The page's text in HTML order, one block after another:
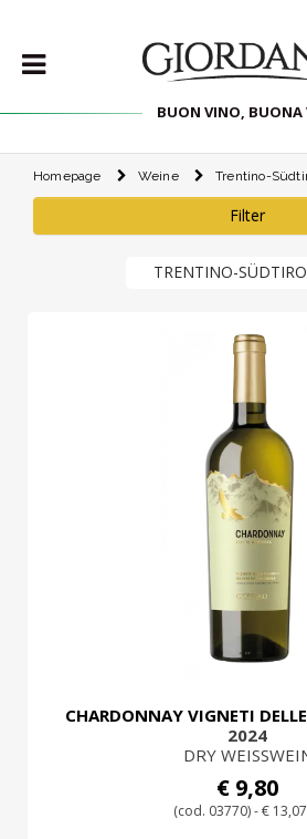
BUON VINO, BUONA
WEINE
PROBIERPAKETE
Homepage Weine Trentino-
Filter
TRENTINO-
CHARDONNAY VIGNETI
2024
DRY
€ 9,80
(cod. 03770) - €